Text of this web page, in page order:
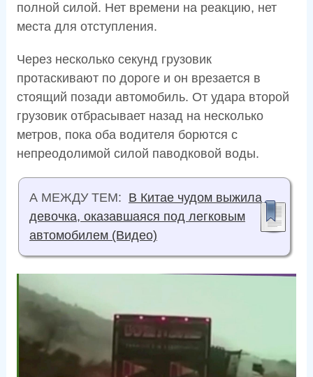
полной силой. Нет времени на реакцию, нет
места для отступления.
Через несколько секунд грузовик
протаскивают по дороге и он врезается в
стоящий позади автомобиль. От удара второй
грузовик отбрасывает назад на несколько
метров, пока оба водителя борются с
непреодолимой силой паводковой воды.
А МЕЖДУ ТЕМ: В Китае чудом выжила
девочка, оказавшаяся под легковым
автомобилем (Видео)